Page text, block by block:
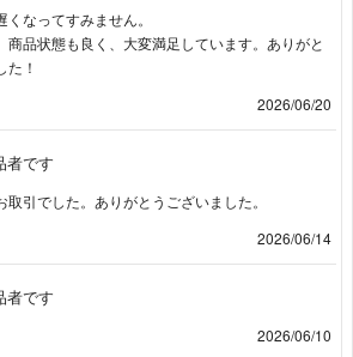
なってすみません。
商品状態も良く、大変満足しています。ありがと
た！
2026/06/20
者です
取引でした。ありがとうございました。
2026/06/14
者です
2026/06/10